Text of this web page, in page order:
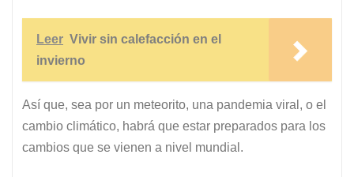
Leer Vivir sin calefacción en el
invierno
Así que, sea por un meteorito, una pandemia viral, o el
cambio climático, habrá que estar preparados para los
cambios que se vienen a nivel mundial.